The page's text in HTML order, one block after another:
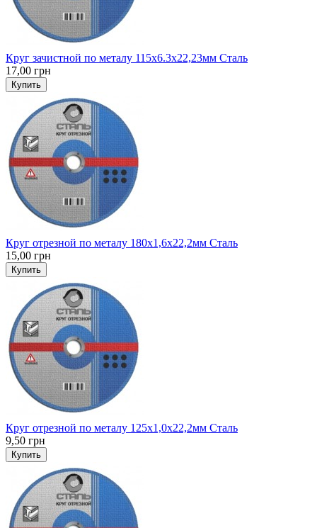
Круг зачистной по металу 115x6.3х22,23мм Сталь
17,00 грн
Купить
Круг отрезной по металу 180x1,6x22,2мм Сталь
15,00 грн
Купить
Круг отрезной по металу 125x1,0x22,2мм Сталь
9,50 грн
Купить